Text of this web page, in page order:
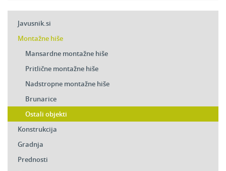
mansardo.
Skupaj:
Dnevni prostor in jedilnica:
Kuhinja:
Kopalnica:
Spalnica:
Javusnik.si
Montažne hiše
Mansardne montažne hiše
Pritlične montažne hiše
Nadstropne montažne hiše
Brunarice
Ostali objekti
Konstrukcija
Gradnja
Prednosti